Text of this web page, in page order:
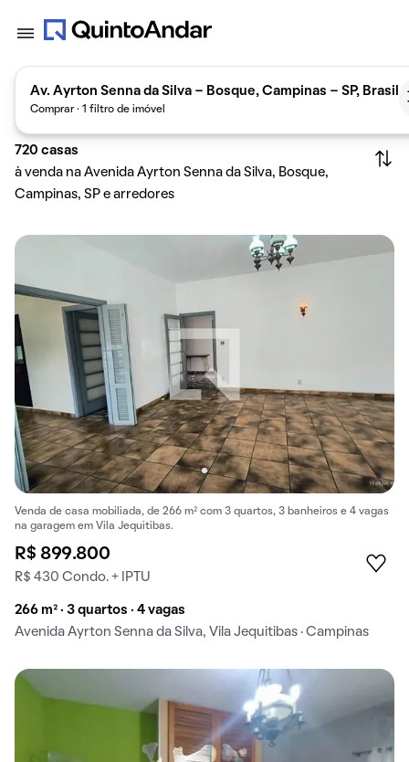
Av. Ayrton Senna da Silva - Bosque, Campinas - SP, Brasil
Comprar · 1 filtro de imóvel
720 casas
à venda na Avenida Ayrton Senna da Silva, Bosque,
Campinas, SP e arredores
Venda de casa mobiliada, de 266 m² com 3 quartos, 3 banheiros e 4 vagas
na garagem em Vila Jequitibas.
R$ 899.800
R$ 430 Condo. + IPTU
266 m² · 3 quartos · 4 vagas
Avenida Ayrton Senna da Silva, Vila Jequitibas · Campinas